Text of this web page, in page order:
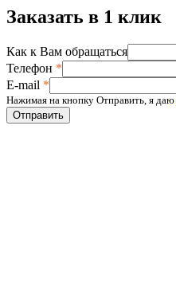
Заказать в 1 клик
Как к Вам обращаться
Телефон *
E-mail *
Нажимая на кнопку Отправить, я даю
Отправить